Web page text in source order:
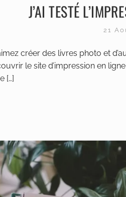
J’AI TESTÉ
21
créer des livres photo et
le site d’impression en
[…]